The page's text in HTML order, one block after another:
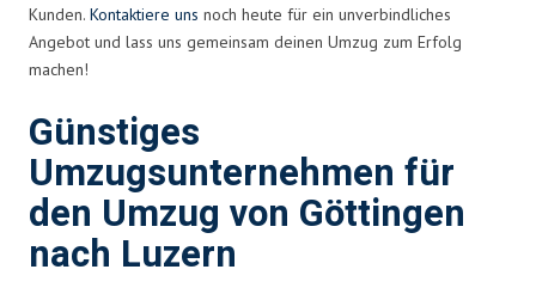
Kunden. Kontaktiere uns noch heute für ein unverbindliches
Angebot und lass uns gemeinsam deinen Umzug zum Erfolg
machen!
Günstiges
Umzugsunternehmen für
den Umzug von Göttingen
nach Luzern